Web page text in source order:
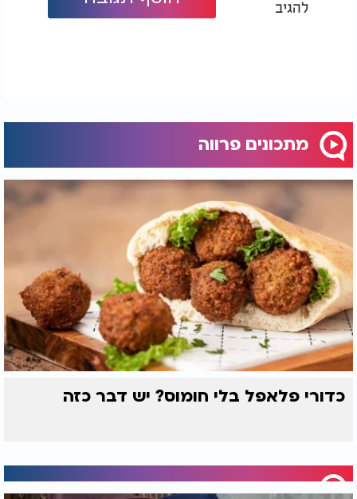
ולהשחים את הקליפה, ואז רק בשלב השני להוריד מעט
להגיב
מתכונים פרווה
כדורי פלאפל בלי חומוס? יש דבר כזה